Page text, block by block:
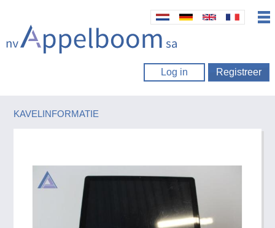
Log in Registreer
KAVELINFORMATIE